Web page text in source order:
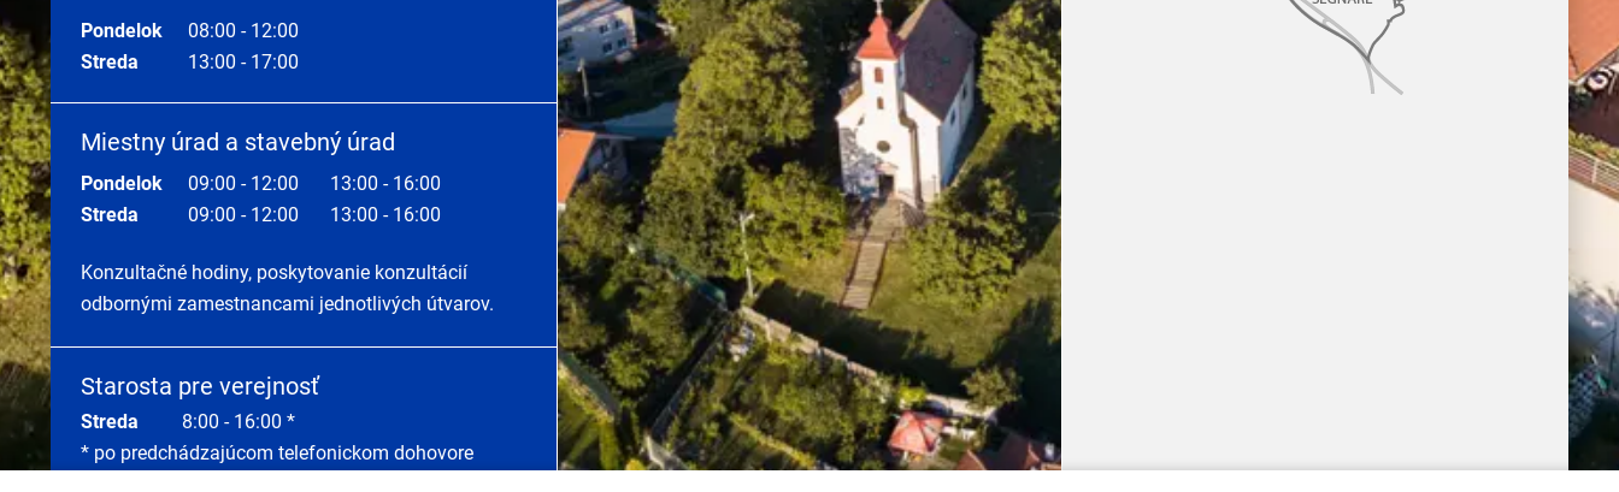
Pondelok
08:00 - 12:00
Streda
13:00 - 17:00
Miestny úrad a stavebný úrad
Pondelok 09:00 - 12:00
13:00 - 16:00
Streda
09:00 - 12:00 13:00 - 16:00
Konzultačné hodiny, poskytovanie konzultácií
odbornými zamestnancami jednotlivých útvarov.
Starosta pre verejnosť
Streda 8:00 - 16:00 *
* po predchádzajúcom telefonickom dohovore